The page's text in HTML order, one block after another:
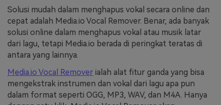
Solusi mudah dalam menghapus vokal secara online dan
cepat adalah Media.io Vocal Remover. Benar, ada banyak
solusi online dalam menghapus vokal atau musik latar
dari lagu, tetapi Media.io berada di peringkat teratas di
antara yang lainnya.
Media.io Vocal Remover ialah alat fitur ganda yang bisa
mengekstrak instrumen dan vokal dari lagu apa pun
dalam format seperti OGG, MP3, WAV, dan M4A. Hanya